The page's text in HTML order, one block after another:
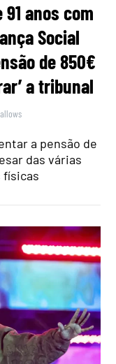
anos com
Social
de 850€
a tribunal
a pensão de
das várias